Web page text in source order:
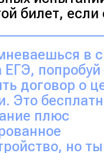
билет,
в
ЕГЭ, попробуй
договор о
Это
плюс
но ты